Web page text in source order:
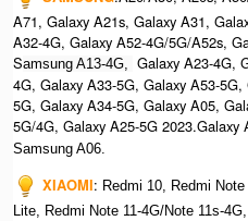
A71, Galaxy A21s, Galaxy A31,
A32-4G, Galaxy A52-4G/5G/A52s,
Samsung A13-4G,
Galaxy A23-4G,
4G, Galaxy A33-5G, Galaxy A53-
5G, Galaxy A34-5G, Galaxy A05,
5G/4G, Galaxy A25-5G 2023.Galaxy
Samsung A06.
XIAOMI: Redmi 10, Redmi
Lite, Redmi Note 11-4G/Note 11s-